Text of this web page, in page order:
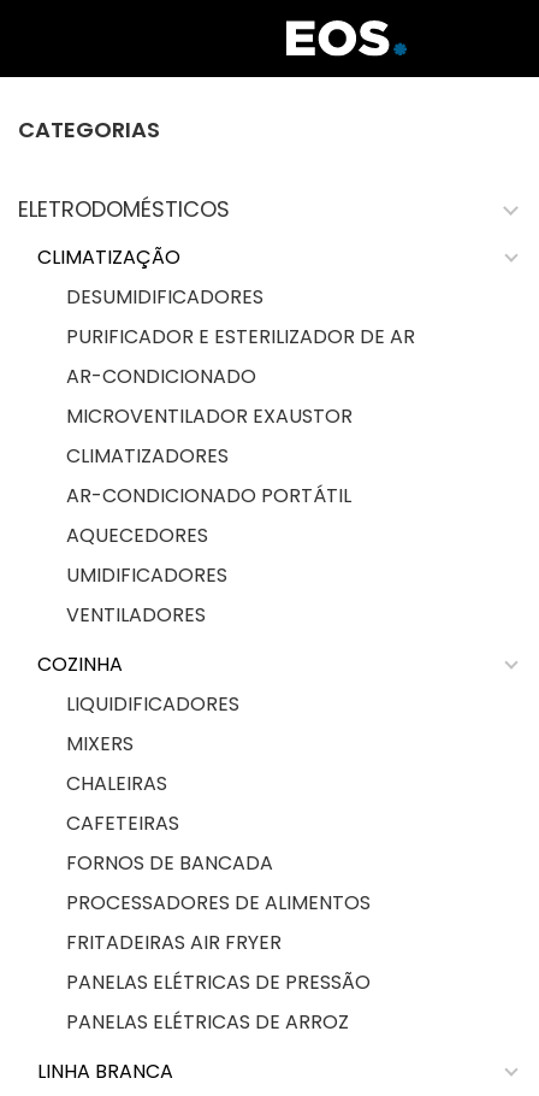
CATEGORIAS
ELETRODOMÉSTICOS
CLIMATIZAÇÃO
DESUMIDIFICADORES
PURIFICADOR E ESTERILIZADOR DE AR
AR-CONDICIONADO
MICROVENTILADOR EXAUSTOR
CLIMATIZADORES
AR-CONDICIONADO PORTÁTIL
AQUECEDORES
UMIDIFICADORES
VENTILADORES
COZINHA
LIQUIDIFICADORES
MIXERS
CHALEIRAS
CAFETEIRAS
FORNOS DE BANCADA
PROCESSADORES DE ALIMENTOS
FRITADEIRAS AIR FRYER
PANELAS ELÉTRICAS DE PRESSÃO
PANELAS ELÉTRICAS DE ARROZ
LINHA BRANCA